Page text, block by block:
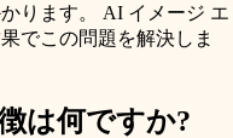
ります。 AI イメージ エ
でこの問題を解決しま
は何ですか?